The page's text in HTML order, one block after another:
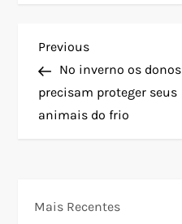
N
a
v
g
Previous
Post
Previous
No inverno os donos
precisam proteger seus
animais do frio
Mais Recentes